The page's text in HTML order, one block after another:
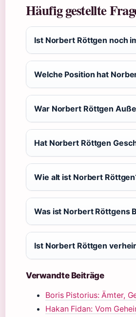
Häufig gestellte
Ist Norbert Röttgen noch
Welche Position hat
War Norbert Röttgen
Hat Norbert Röttgen
Wie alt ist Norbert
Was ist Norbert Röttgens
Ist Norbert Röttgen
Verwandte Beiträge
Boris Pistorius: Ämter,
Hakan Fidan: Vom